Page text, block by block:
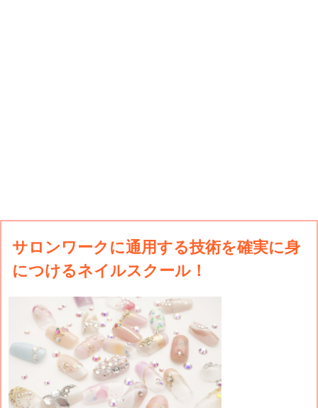
サロンワークに通用する技術を確実に身
につけるネイルスクール！